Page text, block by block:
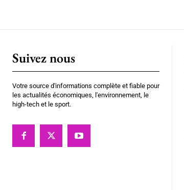
Suivez nous
Votre source d'informations complète et fiable pour
les actualités économiques, l'environnement, le
high-tech et le sport.